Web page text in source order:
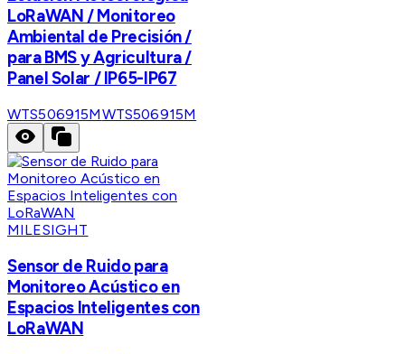
LoRaWAN / Monitoreo
Ambiental de Precisión /
para BMS y Agricultura /
Panel Solar / IP65-IP67
WTS506915MWTS506915M
MILESIGHT
Sensor de Ruido para
Monitoreo Acústico en
Espacios Inteligentes con
LoRaWAN